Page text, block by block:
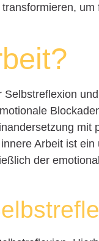
um
mit
Arbeit ist
der